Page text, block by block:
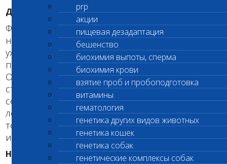
prp
акции
пищевая дезадаптация
бешенство
биохимия выпоты, сперма
биохимия крови
взятие проб и пробоподготовка
витамины
гематология
генетика других видов животных
генетика кошек
генетика собак
генетические комплексы собак
ДЛЯ ВЛАДЕЛЬЦЕВ
Фолликулярная дисплазия черных волос -
наследственное заболевание, приводящее к
ухудшению экстерьера собаки. Сопровождается
потерей волос и изменением качества шерсти.
Окрас больной собаки вместо черного с белым
становится серым с белым. Волос в области
серой пигментации становится слабым и
ломким, что и приводит к постепенной потере,
тогда как шерсть в зоне белой пигментации не
изменяет своих качеств.
НАСЛЕДОВАНИЕ